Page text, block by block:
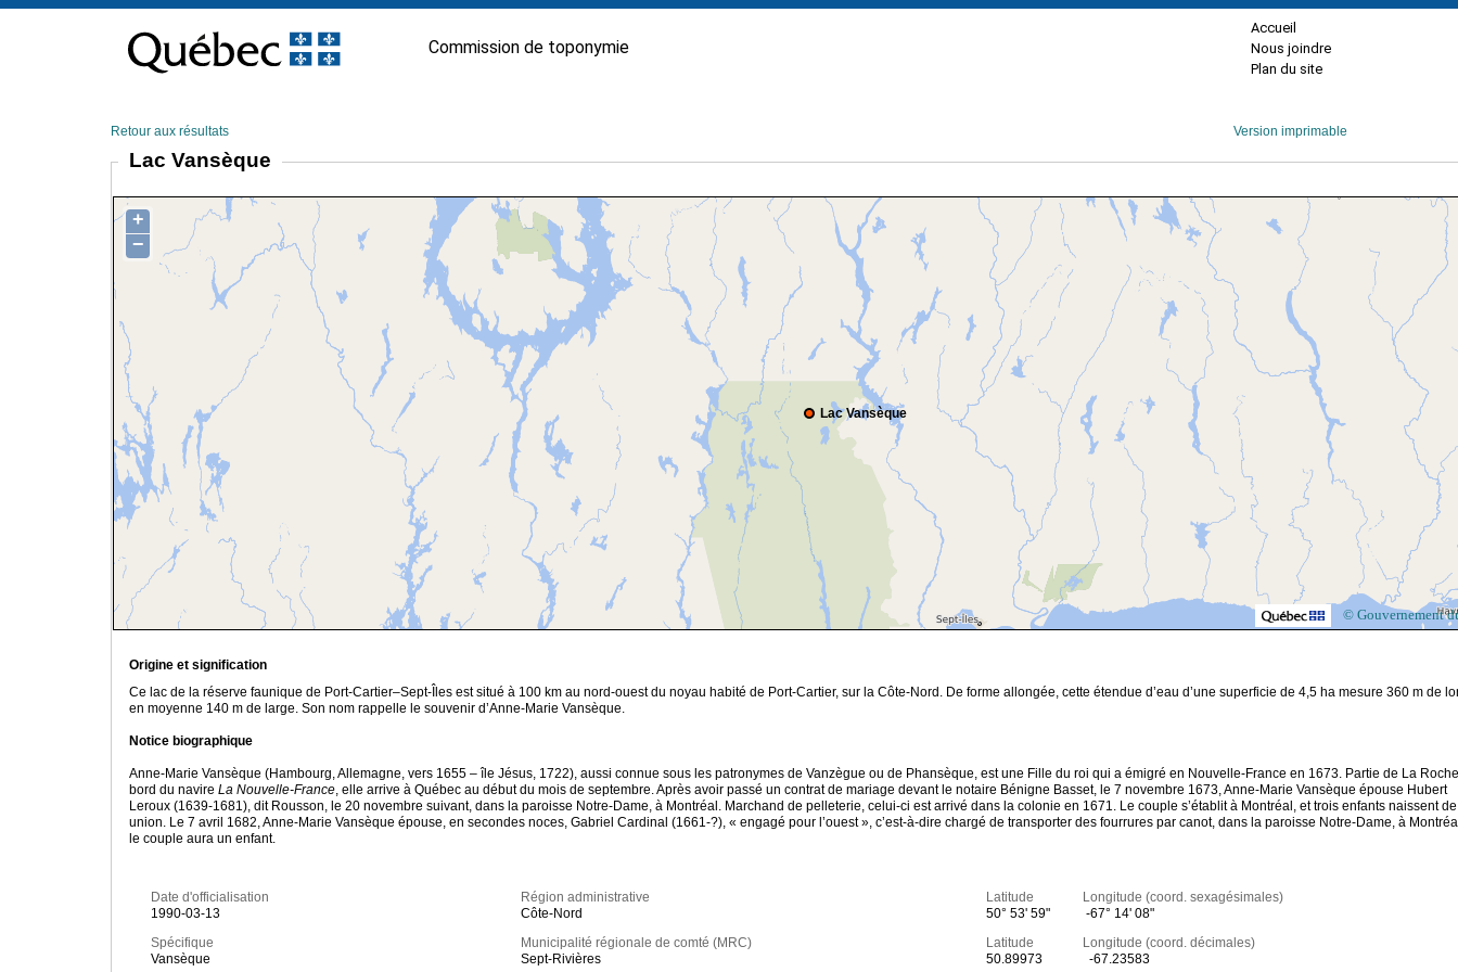
contenu
Commission de toponymie
Accueil
Nous joindre
Plan du site
Retour aux résultats Version imprimable
Lac Vansèque
Lac Vansèque
+
−
© Gouvernement
Origine et signification
Ce lac de la réserve faunique de Port-Cartier–Sept-Îles est situé à 100 km au nord-ouest du noyau habité de Port-Cartier, sur la Côte-Nord. De forme allongée, cette étendue d’eau d’une superficie de 4,5 ha mesure 360 m de
en moyenne 140 m de large. Son nom rappelle le souvenir d’Anne-Marie Vansèque.
Notice biographique
Anne-Marie Vansèque (Hambourg, Allemagne, vers 1655 – île Jésus, 1722), aussi connue sous les patronymes de Vanzègue ou de Phansèque, est une Fille du roi qui a émigré en Nouvelle-France en 1673. Partie de La
bord du navire La Nouvelle-France, elle arrive à Québec au début du mois de septembre. Après avoir passé un contrat de mariage devant le notaire Bénigne Basset, le 7 novembre 1673, Anne-Marie Vansèque épouse Hubert
Leroux (1639-1681), dit Rousson, le 20 novembre suivant, dans la paroisse Notre-Dame, à Montréal. Marchand de pelleterie, celui-ci est arrivé dans la colonie en 1671. Le couple s’établit à Montréal, et trois enfants naissent
union. Le 7 avril 1682, Anne-Marie Vansèque épouse, en secondes noces, Gabriel Cardinal (1661-?), « engagé pour l’ouest », c’est-à-dire chargé de transporter des fourrures par canot, dans la paroisse Notre-Dame, à
le couple aura un enfant.
Date d'officialisation
1990-03-13
Spécifique
Vansèque
Région administrative
Côte-Nord
Municipalité régionale de comté (MRC)
Sept-Rivières
Latitude Longitude (coord. sexagésimales)
50° 53' 59"
-67° 14' 08"
Latitude Longitude (coord. décimales)
50.89973
-67.23583